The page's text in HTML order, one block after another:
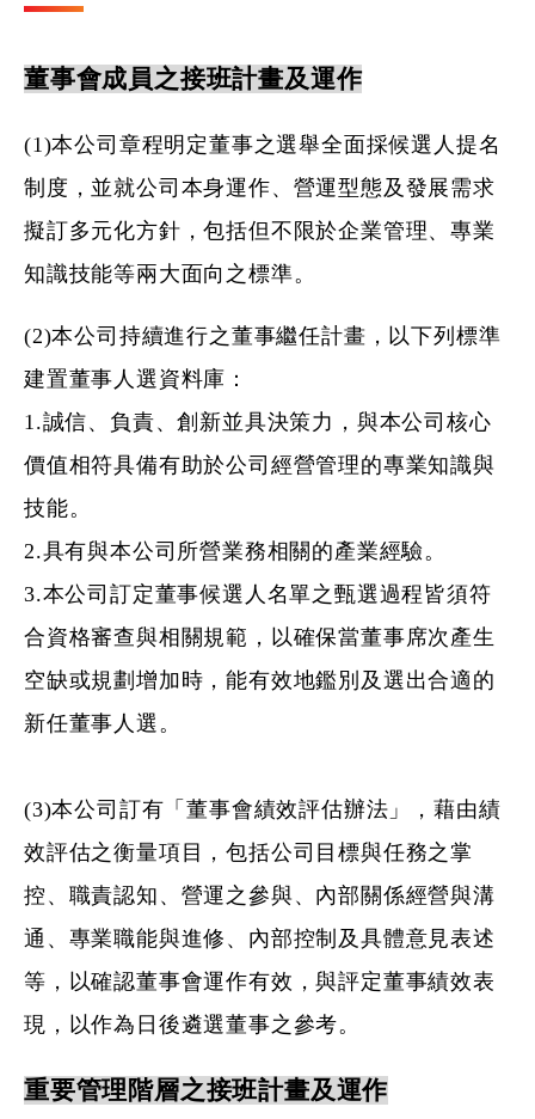
董事會成員之接班計畫及運作
(1)本公司章程明定董事之選舉全面採候選人提名
制度，並就公司本身運作、營運型態及發展需求
擬訂多元化方針，包括但不限於企業管理、專業
知識技能等兩大面向之標準。
(2)本公司持續進行之董事繼任計畫，以下列標準
建置董事人選資料庫：
1.誠信、負責、創新並具決策力，與本公司核心
價值相符具備有助於公司經營管理的專業知識與
技能。
2.具有與本公司所營業務相關的產業經驗。
3.本公司訂定董事候選人名單之甄選過程皆須符
合資格審查與相關規範，以確保當董事席次產生
空缺或規劃增加時，能有效地鑑別及選出合適的
新任董事人選。
(3)本公司訂有「董事會績效評估辦法」，藉由績
效評估之衡量項目，包括公司目標與任務之掌
控、職責認知、營運之參與、內部關係經營與溝
通、專業職能與進修、內部控制及具體意見表述
等，以確認董事會運作有效，與評定董事績效表
現，以作為日後遴選董事之參考。
重要管理階層之接班計畫及運作